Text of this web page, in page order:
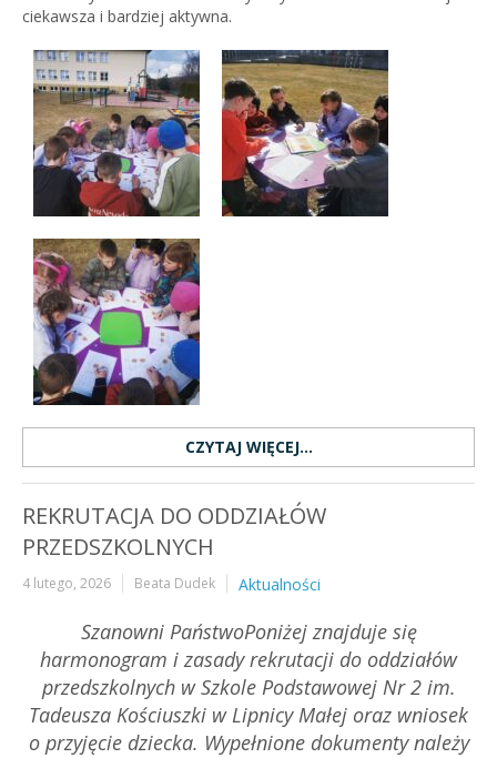
ciekawsza i bardziej aktywna.
CZYTAJ WIĘCEJ...
REKRUTACJA DO ODDZIAŁÓW
PRZEDSZKOLNYCH
4 lutego, 2026 Beata Dudek Aktualności
Szanowni PaństwoPoniżej znajduje się
harmonogram i zasady rekrutacji do oddziałów
przedszkolnych w Szkole Podstawowej Nr 2 im.
Tadeusza Kościuszki w Lipnicy Małej oraz wniosek
o przyjęcie dziecka. Wypełnione dokumenty należy